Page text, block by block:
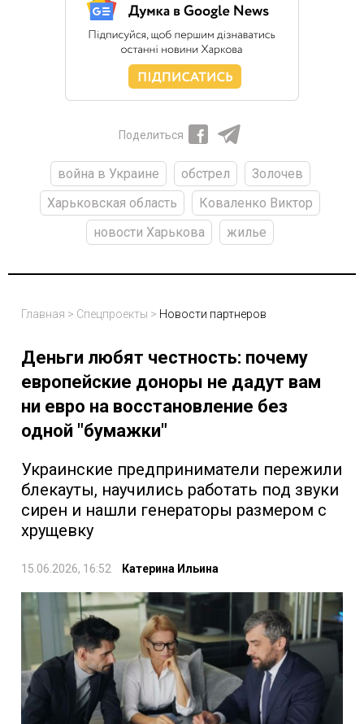
Поделиться
война в Украине обстрел
Золочев
Харьковская область
Коваленко Виктор
новости Харькова
жилье
Главная > Спецпроекты > Новости партнеров
Деньги любят честность: почему
европейские доноры не дадут вам
ни евро на восстановление без
одной "бумажки"
Украинские предприниматели пережили
блекауты, научились работать под звуки
сирен и нашли генераторы размером с
хрущевку
15.06.2026, 16:52 Катерина Ильина